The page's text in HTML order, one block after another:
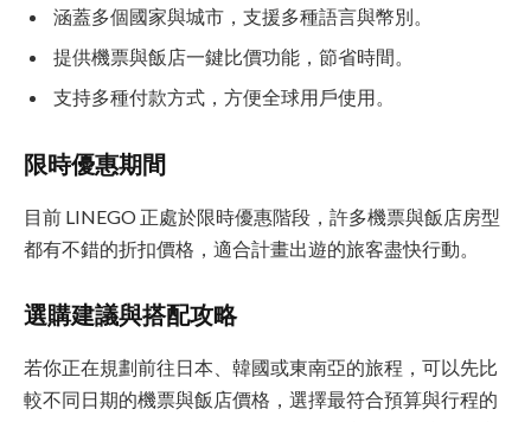
涵蓋多個國家與城市，支援多種語言與幣別。
提供機票與飯店一鍵比價功能，節省時間。
支持多種付款方式，方便全球用戶使用。
限時優惠期間
目前 LINEGO 正處於限時優惠階段，許多機票與飯店房型
都有不錯的折扣價格，適合計畫出遊的旅客盡快行動。
選購建議與搭配攻略
若你正在規劃前往日本、韓國或東南亞的旅程，可以先比
較不同日期的機票與飯店價格，選擇最符合預算與行程的